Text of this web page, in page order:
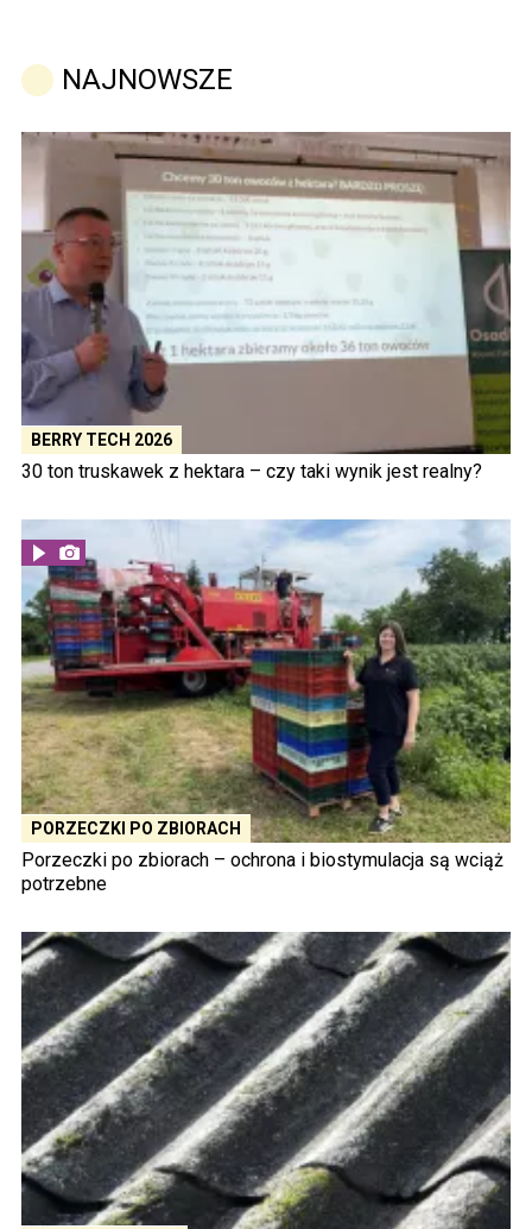
NAJNOWSZE
BERRY TECH 2026
30 ton truskawek z hektara – czy taki wynik jest realny?
PORZECZKI PO ZBIORACH
Porzeczki po zbiorach – ochrona i biostymulacja są wciąż
potrzebne